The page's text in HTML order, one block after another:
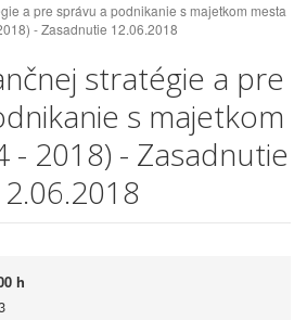
a pre správu a podnikanie s majetkom mesta
- Zasadnutie 12.06.2018
stratégie a pre
s majetkom
- 2018) - Zasadnutie
h